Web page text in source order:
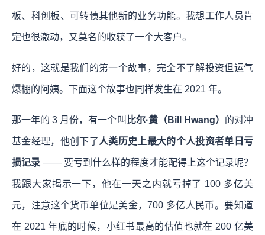
板、科创板、可转债其他新的业务功能。我想工作人员肯
定也很激动，又莫名的收获了一个大客户。
好的，这就是我们的第一个故事，完全不了解投资但运气
爆棚的阿姨。下面这个故事也同样发生在 2021 年。
那一年的 3 月份，有一个叫 比尔·黄（Bill Hwang） 的对冲
基金经理，他创下了 人类历史上最大的个人投资者单日亏
损记录 —— 要亏到什么样的程度才能配得上这个记录呢？
我跟大家揭示一下，他在一天之内就亏掉了 100 多亿美
元，注意这个货币单位是美金，700 多亿人民币。要知道
在 2021 年底的时候，小红书最高的估值也就在 200 亿美